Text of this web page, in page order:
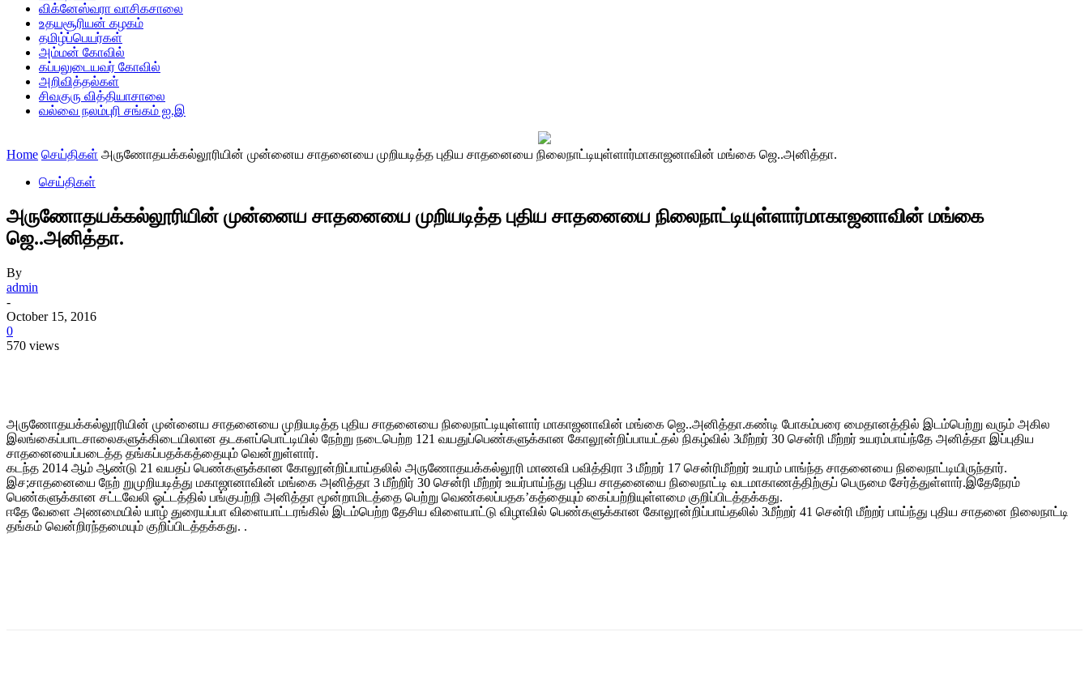
விக்னேஸ்வரா வாசிகசாலை
உதயசூரியன் கழகம்
தமிழ்ப்பெயர்கள்
அம்மன் கோவில்
கப்பலுடையவர் கோவில்
அறிவித்தல்கள்
சிவகுரு வித்தியாசாலை
வல்வை நலம்புரி சங்கம் ஐ.இ
Home செய்திகள் அருணோதயக்கல்லூரியின் முன்னைய சாதனையை முறியடித்த புதிய சாதனையை நிலைநாட்டியுள்ளார்மாகாஜனாவின் மங்கை ஜெ..அனித்தா.
செய்திகள்
அருணோதயக்கல்லூரியின் முன்னைய சாதனையை முறியடித்த புதிய சாதனையை நிலைநாட்டியுள்ளார்மாகாஜனாவின் மங்கை
ஜெ..அனித்தா.
By
admin
-
October 15, 2016
0
570 views
அருணோதயக்கல்லூரியின் முன்னைய சாதனையை முறியடித்த புதிய சாதனையை நிலைநாட்டியுள்ளார் மாகாஜனாவின் மங்கை ஜெ..அனித்தா.கண்டி போகம்பரை மைதானத்தில் இடம்பெற்று வரும் அகில
இலங்கைப்பாடசாலைகளுக்கிடையிலான தடகளப்பொட்டியில் நேற்று நடைபெற்ற 121 வயதுப்பெண்களுக்கான கோலூன்றிப்பாயட்தல் நிகழ்வில் 3மீற்றர் 30 சென்ரி மீற்றர் உயரம்பாய்ந்தே அனித்தா இப்புதிய
சாதனையைப்படைத்த தங்கப்பதக்கத்தையும் வென்றுள்ளார்.
கடந்த 2014 ஆம் ஆண்டு 21 வயதப் பெண்களுக்கான கோலூன்றிப்பாய்தலில் அருணோதயக்கல்லூரி மாணவி பவித்திரா 3 மீற்றர் 17 சென்ரிமீற்றர் உயரம் பாங்ந்த சாதனையை நிலைநாட்டியிருந்தார்.
இச;சாதனையை நேற் றுமுறியடித்து மகாஜானாவின் மங்கை அனித்தா 3 மீற்றிர் 30 சென்ரி மீற்றர் உயர்பாய்ந்து புதிய சாதனையை நிலைநாட்டி வடமாகாணத்திற்குப் பெருமை சேர்த்துள்ளார்.இதேநேரம்
பெண்களுக்கான சட்டவேலி ஓட்டத்தில் பங்குபற்றி அனித்தா மூன்றாமிடத்தை பெற்று வெண்கலப்பதக’கத்தையும் கைப்பற்றியுள்ளமை குறிப்பிடத்தக்கது.
ஈதே வேளை அணமையில் யாழ் துரையப்பா விளையாட்டரங்கில் இடம்பெற்ற தேசிய விளையாட்டு விழாவில் பெண்களுக்கான கோலூன்றிப்பாய்தலில் 3மீற்றர் 41 சென்ரி மீற்றர் பாய்ந்து புதிய சாதனை நிலைநாட்டி
தங்கம் வென்றிரந்தமையும் குறிப்பிடத்தக்கது. .